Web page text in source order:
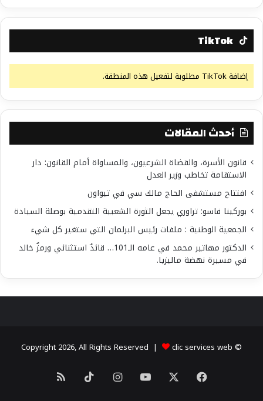
TikTok
إضافة TikTok مطلوبة لتفعيل هذه المنطقة.
أحدث المقالات
قانون الأسرة، والقضاة الشرعيون، والمساواة أمام القانون: دار
الاستقامة تخاطب وزير العدل
افتتاح مستشفى الحاج مالك سي في تيواون
بوركينا فاسو: تراوري يجعل الثورة الشعبية التقدمية بوصلة السيادة
الجمعية الوطنية : ملفات رئيس البرلمان التي ستغير كل شيء
الدكتور مهاتير محمد في عامه الـ101… قائدٌ استثنائي ورمزٌ خالد
في مسيرة نهضة ماليزيا.
© Copyright 2026, All Rights Reserved |
clic services web
فيسبوك يوتيوبانستقرام ‫TikTokملخص